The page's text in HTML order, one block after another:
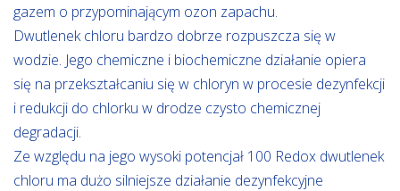
gazem o przypominającym ozon zapachu.
Dwutlenek chloru bardzo dobrze rozpuszcza się w
wodzie. Jego chemiczne i biochemiczne działanie opiera
się na przekształcaniu się w chloryn w procesie dezynfekcji
i redukcji do chlorku w drodze czysto chemicznej
degradacji.
Ze względu na jego wysoki potencjał 100 Redox dwutlenek
chloru ma dużo silniejsze działanie dezynfekcyjne